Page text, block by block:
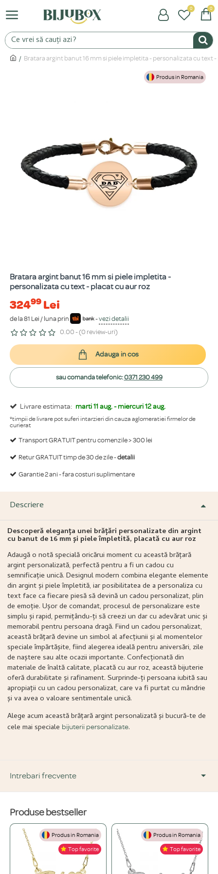
0 0
Bratara argint banut 16 mm si piele impletita - personalizata cu text
Produs in Romania
Bratara argint banut 16 mm si piele impletita -
personalizata cu text - placat cu aur roz
32499 Lei
de la 81 Lei / luna prin -vezi detalii
0.00 - (0 review-uri)
Livrare estimata: marti 11 aug. - miercuri 12 aug.
*timpii de livrare pot suferi intarzieri din cauza aglomeratiei firmelor de
curierat
Transport GRATUIT pentru comenzile > 300 lei
Retur GRATUIT timp de 30 de zile -detalii
Garantie 2 ani - fara costuri suplimentare
Adauga in cos
sau comanda telefonic:0371 230 499
Descriere
Descoperă eleganța unei brățări personalizate din argint
cu banut de 16 mm și piele împletită, placată cu aur roz
Adaugă o notă specială oricărui moment cu această brățară
argint personalizată, perfectă pentru a fi un cadou cu
semnificație unică. Designul modern combina elegante elemente
din argint și piele împletită, iar posibilitatea de a personaliza cu
text face ca fiecare piesă să devină un cadou personalizat, plin
de emoție. Ușor de comandat, procesul de personalizare este
simplu și rapid, permițându-ți să creezi un dar cu adevărat unic și
memorabil pentru persoana dragă. Fiind un cadou personalizat,
această brățară devine un simbol al afecțiunii și al momentelor
speciale împărtășite, fiind alegerea ideală pentru aniversări, zile
de naștere sau alte ocazii importante. Confecționată din
materiale de înaltă calitate, placată cu aur roz, această bijuterie
oferă durabilitate și rafinament. Surprinde-ți persoana iubită sau
apropiații cu un cadou personalizat, care va fi purtat cu mândrie
și va avea o valoare sentimentale unică.
Alege acum această brățară argint personalizată și bucură-te de
cele mai speciale bijuterii personalizate.
Intrebari frecvente
DESPRE PRODUS ȘI MATERIALE
Din ce materiale sunt fabricate bijuteriile voastre?
Folosim doar materiale de înaltă calitate, atent selecționate: Argint 925,
Aur de 14K și Oțel inoxidabil.
Ce înseamnă o bijuterie "placată" și care este diferența față de una din
Produse bestseller
Produs in Romania
Top favorite
Produs in Romania
Top favorite